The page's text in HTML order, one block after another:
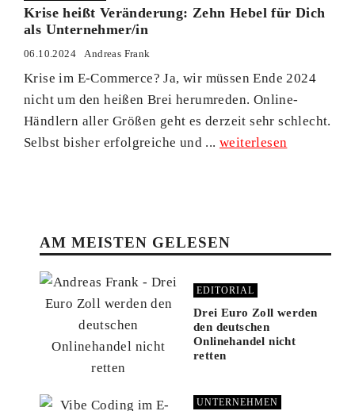
Krise heißt Veränderung: Zehn Hebel für Dich
als Unternehmer/in
06.10.2024 Andreas Frank
Krise im E-Commerce? Ja, wir müssen Ende 2024
nicht um den heißen Brei herumreden. Online-
Händlern aller Größen geht es derzeit sehr schlecht.
Selbst bisher erfolgreiche und ... weiterlesen
AM MEISTEN GELESEN
EDITORIAL
Drei Euro Zoll werden
den deutschen
Onlinehandel nicht
retten
UNTERNEHMEN